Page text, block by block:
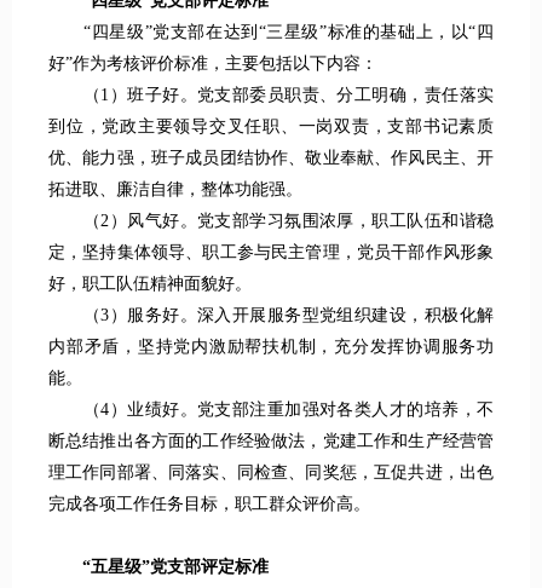
“四星级”党支部在达到“三星级”标准的基础上，以“四
好”作为考核评价标准，主要包括以下内容：
（1）班子好。党支部委员职责、分工明确，责任落实
到位，党政主要领导交叉任职、一岗双责，支部书记素质
优、能力强，班子成员团结协作、敬业奉献、作风民主、开
拓进取、廉洁自律，整体功能强。
（2）风气好。党支部学习氛围浓厚，职工队伍和谐稳
定，坚持集体领导、职工参与民主管理，党员干部作风形象
好，职工队伍精神面貌好。
（3）服务好。深入开展服务型党组织建设，积极化解
内部矛盾，坚持党内激励帮扶机制，充分发挥协调服务功
能。
（4）业绩好。党支部注重加强对各类人才的培养，不
断总结推出各方面的工作经验做法，党建工作和生产经营管
理工作同部署、同落实、同检查、同奖惩，互促共进，出色
完成各项工作任务目标，职工群众评价高。
“五星级”党支部评定标准